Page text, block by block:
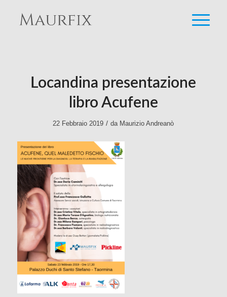
Locandina presentazione
libro Acufene
22 Febbraio 2019 / da Maurizio Andreanò